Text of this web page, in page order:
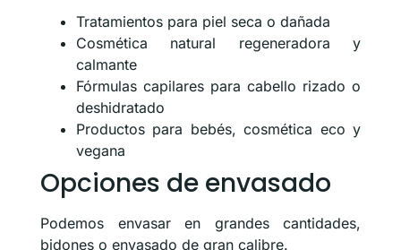
Tratamientos para piel seca o dañada
Cosmética natural regeneradora y
calmante
Fórmulas capilares para cabello rizado o
deshidratado
Productos para bebés, cosmética eco y
vegana
Opciones de envasado
Podemos envasar en grandes cantidades,
bidones o envasado de gran calibre.